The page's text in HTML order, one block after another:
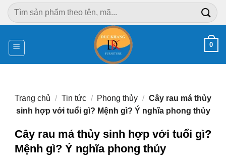
Chuyển
đến
dung
Tìm
kiếm:
0
Trang chủ / Tin tức / Phong thủy / Cây rau má thủy
sinh hợp với tuổi gì? Mệnh gì? Ý nghĩa phong thủy
Cây rau má thủy sinh hợp với tuổi gì?
Mệnh gì? Ý nghĩa phong thủy